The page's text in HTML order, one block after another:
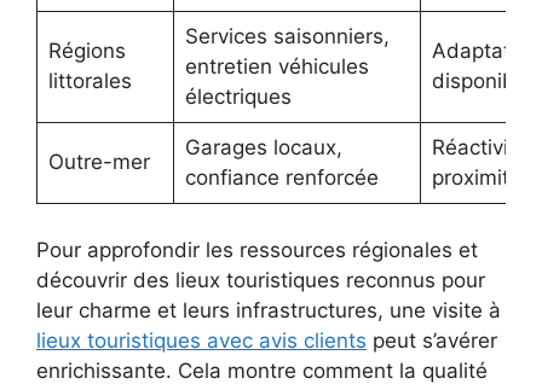
Régions
littorales
Services saisonniers,
entretien véhicules
électriques
Outre-mer
Garages locaux,
confiance renforcée
Réactivité,
proximité
Pour approfondir les ressources régionales et
découvrir des lieux touristiques reconnus pour
leur charme et leurs infrastructures, une visite à
lieux touristiques avec avis clients peut s’avérer
enrichissante. Cela montre comment la qualité